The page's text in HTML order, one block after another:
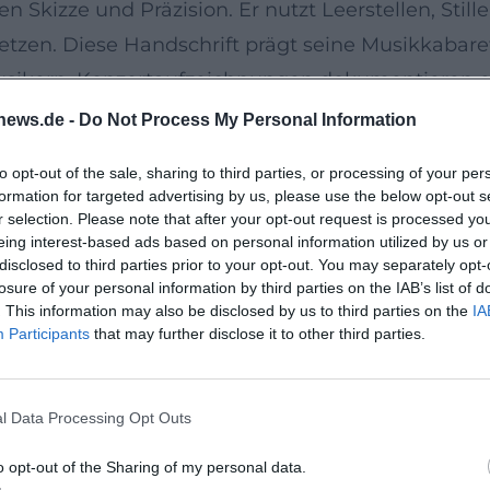
- Do Not Process My Personal Information
opt-out of the sale, sharing to third parties, or processing of your
for targeted advertising by us, please use the below opt-out
selection. Please note that after your opt-out request is processed
interest-based ads based on personal information utilized by us
to third parties prior to your opt-out. You may separately
of your personal information by third parties on the IAB’s list of
This information may also be disclosed by us to third parties on the
Participants that may further disclose it to other third parties.
Data Processing Opt Outs
opt-out of the Sharing of my personal data.
Skizze und Präzision. Er nutzt Leerstellen,
Diese Handschrift prägt seine
Konzertaufzeichnungen dokumentieren
Ereignis.
zum Nr.-1-Album
Livealben, Soundtracks, Compilations und
Jazz-Produktionen mit
den deutschen Charts notierte und bis auf Rang
Kaktus!“ (2013), das acht Wochen in den
Kaktus!“ erstmals Platz 1 der deutschen
jenseits aller Genregrenzen.
Reaktion – The Last Jazz Vol. II“ Akzente,
das spannungsreiche Nebeneinander von
dokumentieren die Flexibilität seines